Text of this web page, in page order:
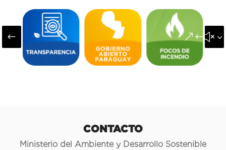
#
CONTACTO
Ministerio del Ambiente y Desarrollo Sostenible